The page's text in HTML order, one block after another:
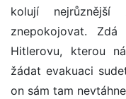
kolují
znepokojovat.
Hitlerovu, kterou
žádat evakuaci
on sám tam